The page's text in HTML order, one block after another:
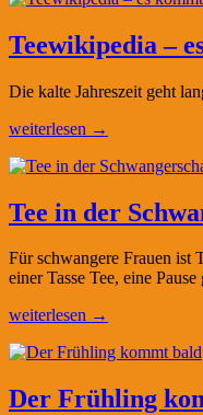
Teewikipedia –
Die kalte Jahreszeit geht
weiterlesen →
Tee in der
Für schwangere Frauen ist
einer Tasse Tee, eine
weiterlesen →
Der Frühling